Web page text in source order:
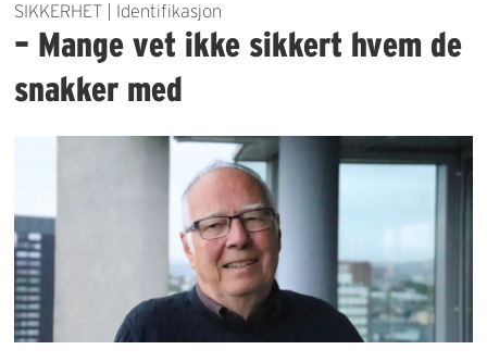
SIKKERHET | Identifikasjon
– Mange vet ikke sikkert hvem de
snakker med